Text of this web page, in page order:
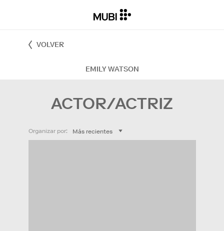
VOLVER
EMILY WATSON
ACTOR/ACTRIZ
Organizar por: